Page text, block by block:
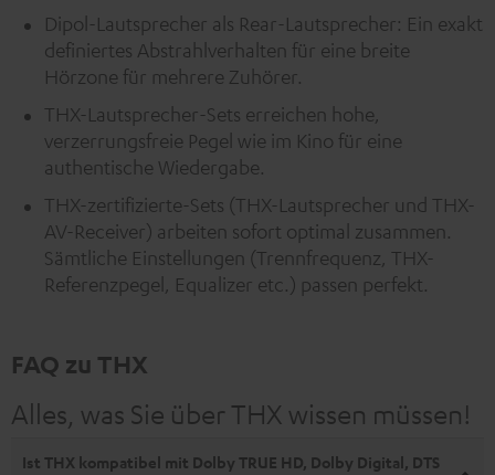
Dipol-Lautsprecher als Rear-Lautsprecher: Ein exakt
definiertes Abstrahlverhalten für eine breite
Hörzone für mehrere Zuhörer.
THX-Lautsprecher-Sets erreichen hohe,
verzerrungsfreie Pegel wie im Kino für eine
authentische Wiedergabe.
THX-zertifizierte-Sets (THX-Lautsprecher und THX-
AV-Receiver) arbeiten sofort optimal zusammen.
Sämtliche Einstellungen (Trennfrequenz, THX-
Referenzpegel, Equalizer etc.) passen perfekt.
FAQ zu THX
Alles, was Sie über THX wissen müssen!
Ist THX kompatibel mit Dolby TRUE HD, Dolby Digital, DTS